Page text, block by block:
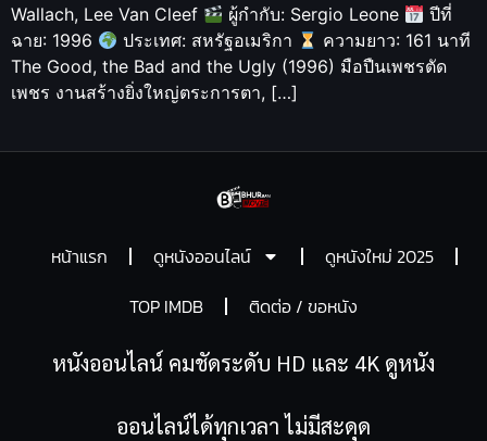
Wallach, Lee Van Cleef
ผู้กำกับ: Sergio Leone
ปีที่
ฉาย: 1996
ประเทศ: สหรัฐอเมริกา
ความยาว: 161 นาที
The Good, the Bad and the Ugly (1996) มือปืนเพชรตัด
เพชร งานสร้างยิ่งใหญ่ตระการตา, […]
หน้าแรก ดูหนังออนไลน์
ดูหนังใหม่ 2025
TOP IMDB
ติดต่อ / ขอหนัง
หนังออนไลน์ คมชัดระดับ HD และ 4K ดูหนัง
ออนไลน์ได้ทุกเวลา ไม่มีสะดุด